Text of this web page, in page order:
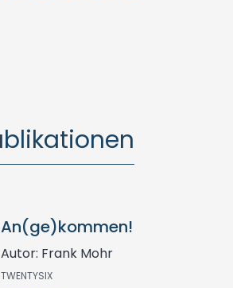
An(ge)kommen!
Autor: Frank Mohr
TWENTYSIX